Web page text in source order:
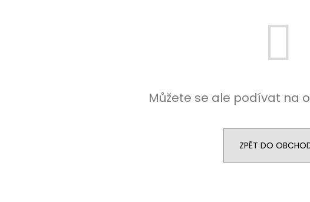
Můžete se ale podívat na
ZPĚT DO
CARTRIDGE -
2KS
Původně:225